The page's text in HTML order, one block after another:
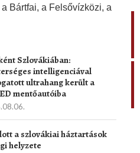
Bártfai, a Felsővízközi, a
Szlovákiában:
intelligenciával
ultrahang került a
mentőautóiba
a szlovákiai háztartások
helyzete